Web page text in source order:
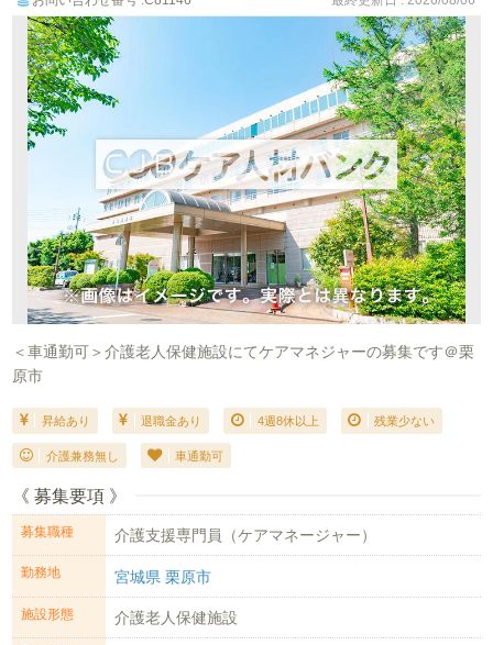
＜車通勤可＞介護老人保健施設にてケアマネジャーの募集です＠栗
原市
昇給あり 退職金あり 4週8休以上 残業少ない
介護兼務無し 車通勤可
《 募集要項 》
募集職種 介護支援専門員（ケアマネージャー）
勤務地 宮城県 栗原市
施設形態 介護老人保健施設